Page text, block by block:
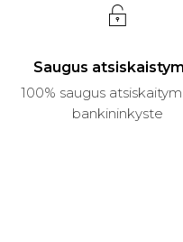
Saugus
100% saugus
bankininkyste